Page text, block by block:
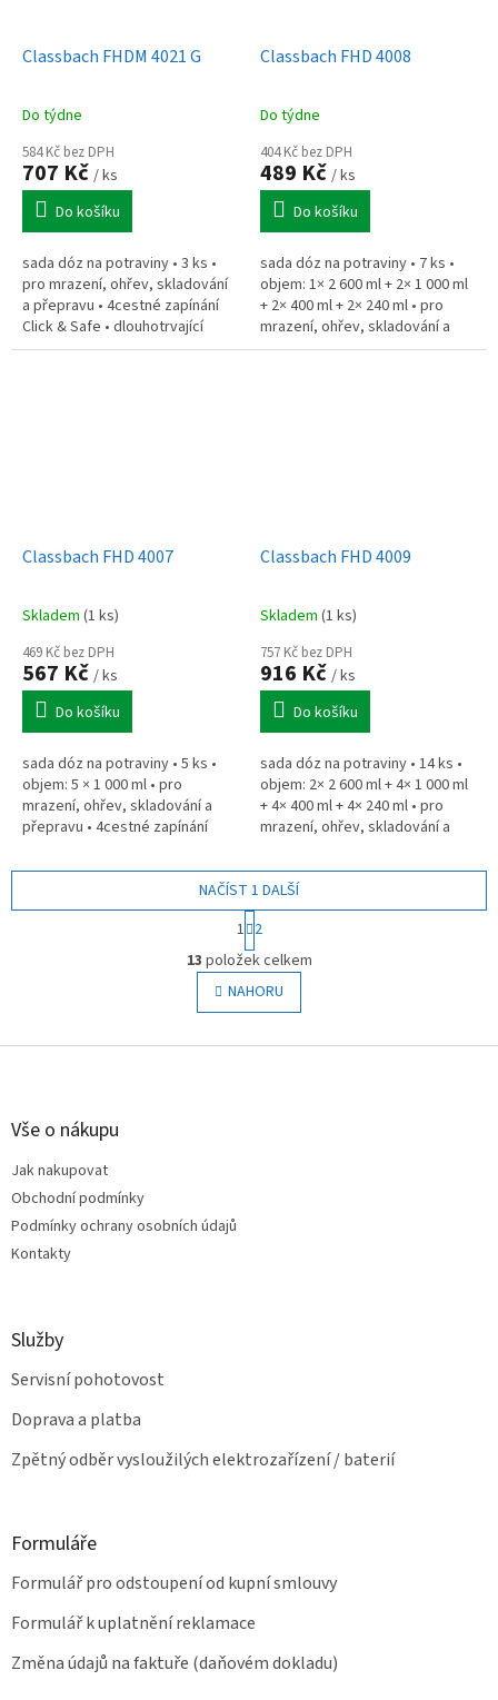
Classbach FHDM 4021 G
Do týdne
584 Kč bez DPH
707 Kč / ks
Do košíku
sada dóz na potraviny • 3 ks •
pro mrazení, ohřev, skladování
a přepravu • 4cestné zapínání
Click & Safe • dlouhotrvající
svěžest, aroma • teplotní
Classbach FHD 4008
Do týdne
404 Kč bez DPH
489 Kč / ks
Do košíku
sada dóz na potraviny • 7 ks •
objem: 1× 2 600 ml + 2× 1 000 ml
+ 2× 400 ml + 2× 240 ml • pro
mrazení, ohřev, skladování a
přepravu • 4cestné zapínání
Classbach FHD 4007
Skladem (1 ks)
469 Kč bez DPH
567 Kč / ks
Do košíku
sada dóz na potraviny • 5 ks •
objem: 5 × 1 000 ml • pro
mrazení, ohřev, skladování a
přepravu • 4cestné zapínání
svěžest, aroma • teplotní...
Classbach FHD 4009
Skladem (1 ks)
757 Kč bez DPH
916 Kč / ks
Do košíku
sada dóz na potraviny • 14 ks •
objem: 2× 2 600 ml + 4× 1 000 ml
+ 4× 400 ml + 4× 240 ml • pro
mrazení, ohřev, skladování a
Click & Safe •...
O
v
l
á
a
NAČÍST 1 DALŠÍ
S
t
r
á
n
k
v
1 2
13 položek celkem
NAHORU
Z
Vše o nákupu
Jak nakupovat
Obchodní podmínky
Podmínky ochrany osobních údajů
Kontakty
Služby
Servisní pohotovost
Doprava a platba
Zpětný odběr vysloužilých elektrozařízení / baterií
Formuláře
Formulář pro odstoupení od kupní smlouvy
Formulář k uplatnění reklamace
Změna údajů na faktuře (daňovém dokladu)